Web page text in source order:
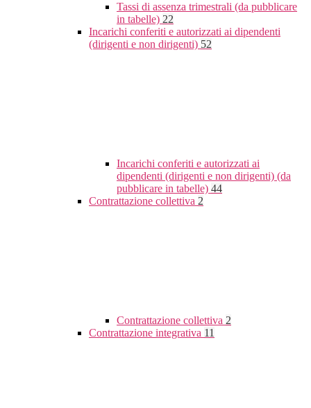
Tassi di assenza trimestrali (da pubblicare
in tabelle) 22
Incarichi conferiti e autorizzati ai dipendenti
(dirigenti e non dirigenti) 52
Incarichi conferiti e autorizzati ai
dipendenti (dirigenti e non dirigenti) (da
pubblicare in tabelle) 44
Contrattazione collettiva 2
Contrattazione collettiva 2
Contrattazione integrativa 11